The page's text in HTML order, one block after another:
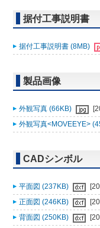
据付工事説明書
据付工事説明書 (8MB)
製品画像
外観写真 (66KB)
外観写真<MOVEEYE>
CADシンボル
平面図 (237KB)
正面図 (246KB)
背面図 (250KB)